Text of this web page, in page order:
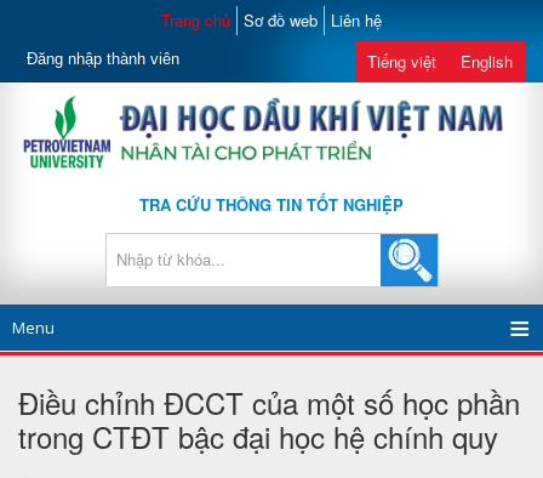
Trang chủ Sơ đồ web Liên hệ
Đăng nhập thành viên Tiếng việt English
TRA CỨU THÔNG TIN TỐT NGHIỆP
Menu
Điều chỉnh ĐCCT của một số học phần
trong CTĐT bậc đại học hệ chính quy